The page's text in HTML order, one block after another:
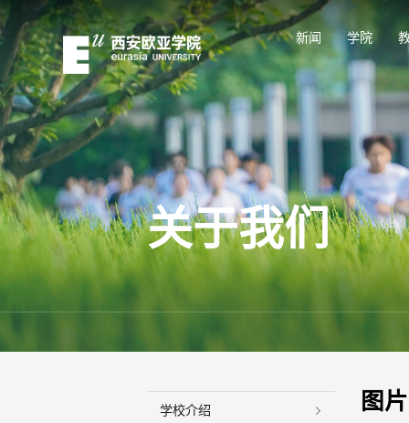
新闻 学院
关于我们
学校介绍 图片